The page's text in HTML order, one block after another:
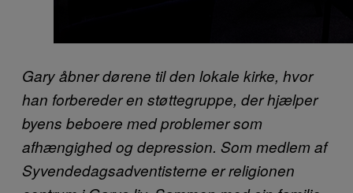
Gary åbner dørene til den lokale kirke, hvor
han forbereder en støttegruppe, der hjælper
byens beboere med problemer som
afhængighed og depression. Som medlem af
Syvendedagsadventisterne er religionen